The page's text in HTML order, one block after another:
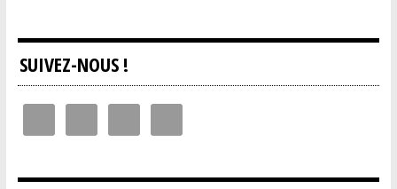
SUIVEZ-NOUS !